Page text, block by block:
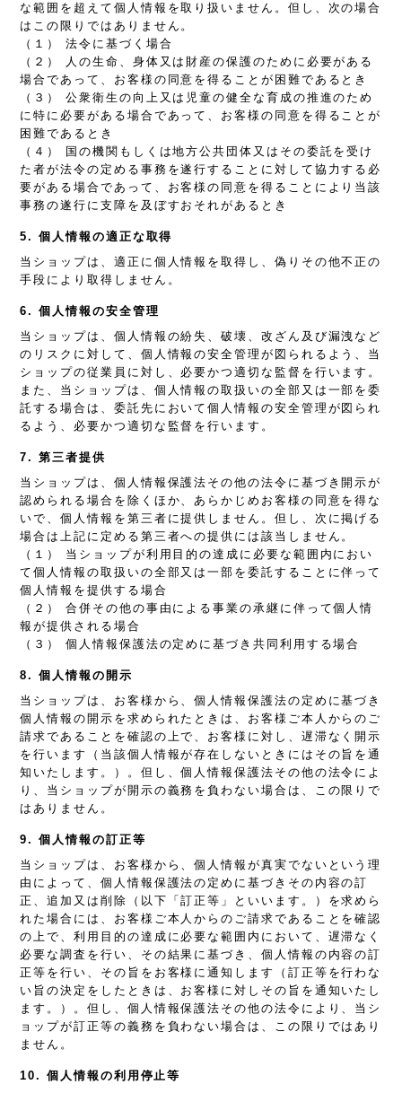
な範囲を超えて個人情報を取り扱いません。但し、次の場合
はこの限りではありません。
（１） 法令に基づく場合
（２） 人の生命、身体又は財産の保護のために必要がある
場合であって、お客様の同意を得ることが困難であるとき
（３） 公衆衛生の向上又は児童の健全な育成の推進のため
に特に必要がある場合であって、お客様の同意を得ることが
困難であるとき
（４） 国の機関もしくは地方公共団体又はその委託を受け
た者が法令の定める事務を遂行することに対して協力する必
要がある場合であって、お客様の同意を得ることにより当該
事務の遂行に支障を及ぼすおそれがあるとき
5. 個人情報の適正な取得
当ショップは、適正に個人情報を取得し、偽りその他不正の
手段により取得しません。
6. 個人情報の安全管理
当ショップは、個人情報の紛失、破壊、改ざん及び漏洩など
のリスクに対して、個人情報の安全管理が図られるよう、当
ショップの従業員に対し、必要かつ適切な監督を行います。
また、当ショップは、個人情報の取扱いの全部又は一部を委
託する場合は、委託先において個人情報の安全管理が図られ
るよう、必要かつ適切な監督を行います。
7. 第三者提供
当ショップは、個人情報保護法その他の法令に基づき開示が
認められる場合を除くほか、あらかじめお客様の同意を得な
いで、個人情報を第三者に提供しません。但し、次に掲げる
場合は上記に定める第三者への提供には該当しません。
（１） 当ショップが利用目的の達成に必要な範囲内におい
て個人情報の取扱いの全部又は一部を委託することに伴って
個人情報を提供する場合
（２） 合併その他の事由による事業の承継に伴って個人情
報が提供される場合
（３） 個人情報保護法の定めに基づき共同利用する場合
8. 個人情報の開示
当ショップは、お客様から、個人情報保護法の定めに基づき
個人情報の開示を求められたときは、お客様ご本人からのご
請求であることを確認の上で、お客様に対し、遅滞なく開示
を行います（当該個人情報が存在しないときにはその旨を通
知いたします。）。但し、個人情報保護法その他の法令によ
り、当ショップが開示の義務を負わない場合は、この限りで
はありません。
9. 個人情報の訂正等
当ショップは、お客様から、個人情報が真実でないという理
由によって、個人情報保護法の定めに基づきその内容の訂
正、追加又は削除（以下「訂正等」といいます。）を求めら
れた場合には、お客様ご本人からのご請求であることを確認
の上で、利用目的の達成に必要な範囲内において、遅滞なく
必要な調査を行い、その結果に基づき、個人情報の内容の訂
正等を行い、その旨をお客様に通知します（訂正等を行わな
い旨の決定をしたときは、お客様に対しその旨を通知いたし
ます。）。但し、個人情報保護法その他の法令により、当シ
ョップが訂正等の義務を負わない場合は、この限りではあり
ません。
10. 個人情報の利用停止等